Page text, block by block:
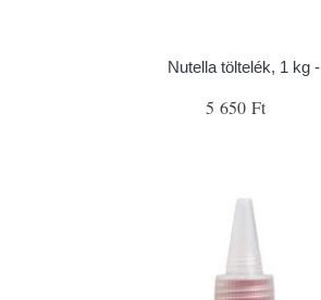
Nutella töltelék, 1 kg -
5 650 Ft